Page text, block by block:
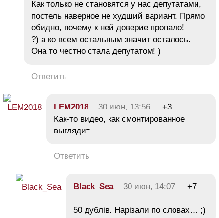
Как только не становятся у нас депутатами,
постель наверное не худший вариант. Прямо
обидно, почему к ней доверие пропало!
?) а ко всем остальным значит осталось.
Она то честно стала депутатом! )
Ответить
LEM2018 30 июн, 13:56
+3
Как-то видео, как смонтированное
выглядит
Ответить
Black_Sea 30 июн, 14:07 +7
50 дублів. Нарізали по словах… ;)